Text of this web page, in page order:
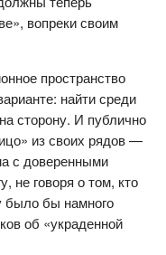
вопреки своим
пространство
найти среди
сторону. И публично
из своих рядов —
с доверенными
не говоря о том, кто
было бы намного
об «украденной